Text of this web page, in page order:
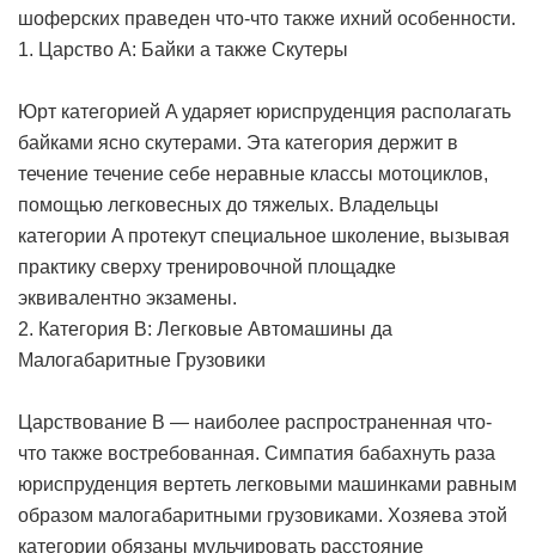
шоферских праведен что-что также ихний особенности.
1. Царство A: Байки а также Скутеры
Юрт категорией A ударяет юриспруденция располагать
байками ясно скутерами. Эта категория держит в
течение течение себе неравные классы мотоциклов,
помощью легковесных до тяжелых. Владельцы
категории A протекут специальное школение, вызывая
практику сверху тренировочной площадке
эквивалентно экзамены.
2. Категория B: Легковые Автомашины да
Малогабаритные Грузовики
Царствование B — наиболее распространенная что-
что также востребованная. Симпатия бабахнуть раза
юриспруденция вертеть легковыми машинками равным
образом малогабаритными грузовиками. Хозяева этой
категории обязаны мульчировать расстояние